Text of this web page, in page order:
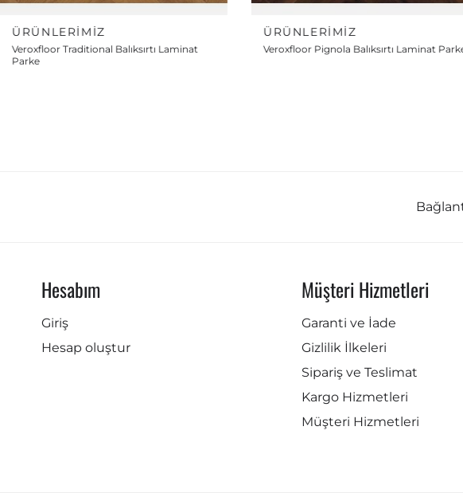
ÜRÜNLERIMIZ
Veroxfloor Pignola Balıksırtı Laminat Parke
ÜRÜNLERIMIZ
Veroxfloor Famous Balıksırtı
Hesabım
Giriş
Hesap oluştur
Müşteri Hizmetleri
Garanti ve İade
Gizlilik İlkeleri
Sipariş ve Teslimat
Kargo Hizmetleri
Müşteri Hizmetleri